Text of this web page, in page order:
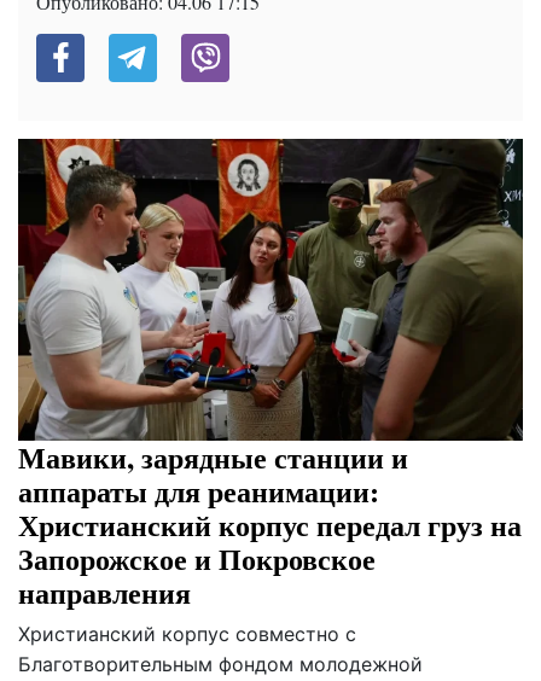
Мавики, зарядные станции и
аппараты для реанимации:
Христианский корпус передал груз на
Запорожское и Покровское
направления
Христианский корпус совместно с
Благотворительным фондом молодежной